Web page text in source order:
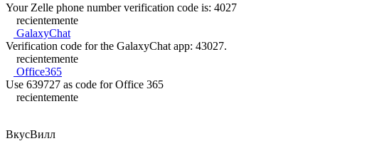
Your Zelle phone number verification code is: 4027
recientemente
GalaxyChat
Verification code for the GalaxyChat app: 43027.
recientemente
Office365
Use 639727 as code for Office 365
recientemente
ВкусВилл